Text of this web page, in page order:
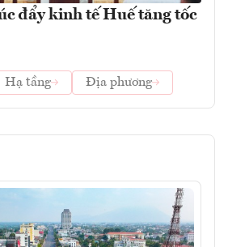
đẩy kinh tế Huế tăng tốc
Hạ tầng Địa phương